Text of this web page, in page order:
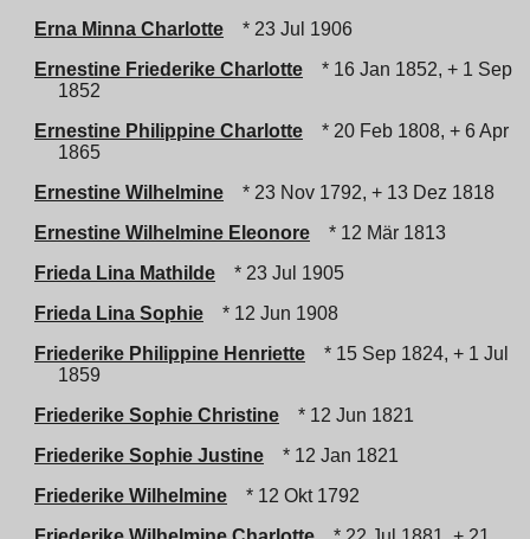
Erna Minna Charlotte
* 23 Jul 1906
Ernestine Friederike Charlotte
* 16 Jan 1852, + 1 Sep
1852
Ernestine Philippine Charlotte
* 20 Feb 1808, + 6 Apr
1865
Ernestine Wilhelmine
* 23 Nov 1792, + 13 Dez 1818
Ernestine Wilhelmine Eleonore
* 12 Mär 1813
Frieda Lina Mathilde
* 23 Jul 1905
Frieda Lina Sophie
* 12 Jun 1908
Friederike Philippine Henriette
* 15 Sep 1824, + 1 Jul
1859
Friederike Sophie Christine
* 12 Jun 1821
Friederike Sophie Justine
* 12 Jan 1821
Friederike Wilhelmine
* 12 Okt 1792